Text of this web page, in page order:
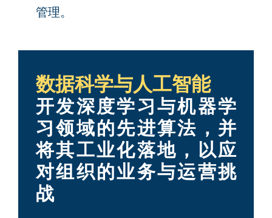
管理。
数据科学与人工智能
开发深度学习与机器学
习领域的先进算法，并
将其工业化落地，以应
对组织的业务与运营挑
战